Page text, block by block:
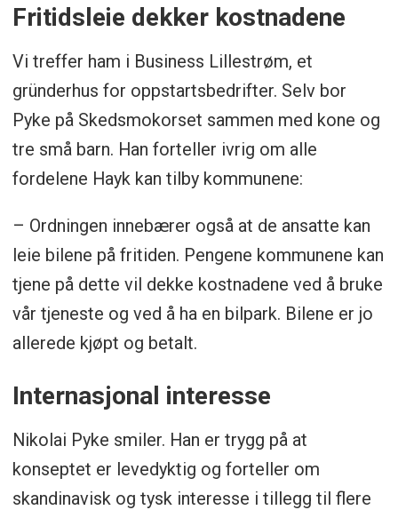
Fritidsleie dekker kostnadene
Vi treffer ham i Business Lillestrøm, et
gründerhus for oppstartsbedrifter. Selv bor
Pyke på Skedsmokorset sammen med kone og
tre små barn. Han forteller ivrig om alle
fordelene Hayk kan tilby kommunene:
– Ordningen innebærer også at de ansatte kan
leie bilene på fritiden. Pengene kommunene kan
tjene på dette vil dekke kostnadene ved å bruke
vår tjeneste og ved å ha en bilpark. Bilene er jo
allerede kjøpt og betalt.
Internasjonal interesse
Nikolai Pyke smiler. Han er trygg på at
konseptet er levedyktig og forteller om
skandinavisk og tysk interesse i tillegg til flere